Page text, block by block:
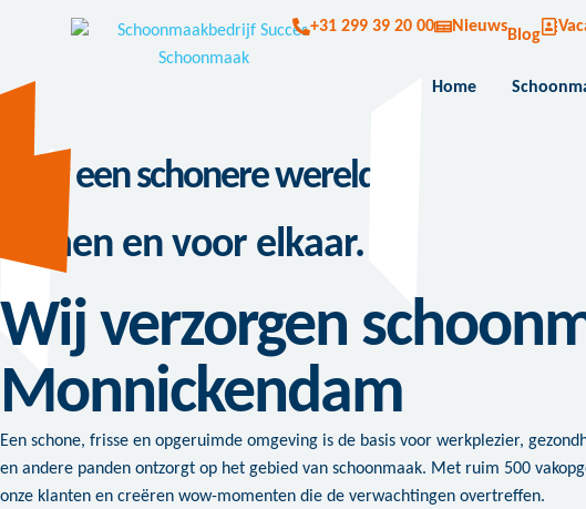
+31 299 39 20 00 NieuwsBlog
Home
Voor een schonere wereld.
Samen en voor elkaar.
Wij verzorgen
Monnickendam
Een schone, frisse en opgeruimde omgeving is de basis voor werkplezier,
en andere panden ontzorgt op het gebied van schoonmaak. Met ruim 500
onze klanten en creëren wow-momenten die de verwachtingen overtreffen.